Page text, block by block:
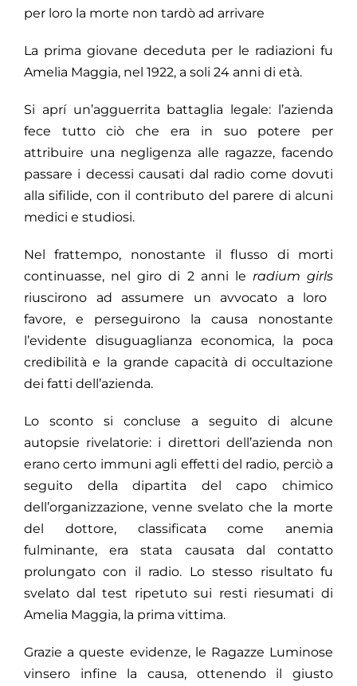
per loro la morte non tardò ad arrivare
La prima giovane deceduta per le radiazioni fu
Amelia Maggia, nel 1922, a soli 24 anni di età.
Si aprí un’agguerrita battaglia legale: l’azienda
fece tutto ciò che era in suo potere per
attribuire una negligenza alle ragazze, facendo
passare i decessi causati dal radio come dovuti
alla sifilide, con il contributo del parere di alcuni
medici e studiosi.
Nel frattempo, nonostante il flusso di morti
continuasse, nel giro di 2 anni le radium girls
riuscirono ad assumere un avvocato a loro
favore, e perseguirono la causa nonostante
l’evidente disuguaglianza economica, la poca
credibilità e la grande capacità di occultazione
dei fatti dell’azienda.
Lo sconto si concluse a seguito di alcune
autopsie rivelatorie: i direttori dell’azienda non
erano certo immuni agli effetti del radio, perciò a
seguito della dipartita del capo chimico
dell’organizzazione, venne svelato che la morte
del dottore, classificata come anemia
fulminante, era stata causata dal contatto
prolungato con il radio. Lo stesso risultato fu
svelato dal test ripetuto sui resti riesumati di
Amelia Maggia, la prima vittima.
Grazie a queste evidenze, le Ragazze Luminose
vinsero infine la causa, ottenendo il giusto